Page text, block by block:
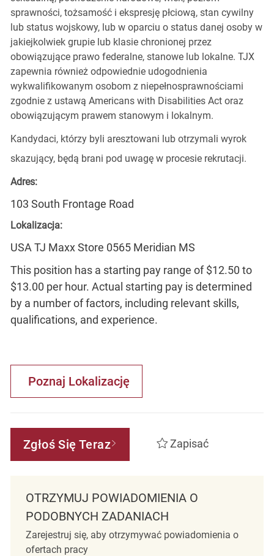
sprawności, tożsamość i ekspresję płciową, stan cywilny
lub status wojskowy, lub w oparciu o status danej osoby w
jakiejkolwiek grupie lub klasie chronionej przez
obowiązujące prawo federalne, stanowe lub lokalne. TJX
zapewnia również odpowiednie udogodnienia
wykwalifikowanym osobom z niepełnosprawnościami
zgodnie z ustawą Americans with Disabilities Act oraz
obowiązującym prawem stanowym i lokalnym.
Kandydaci, którzy byli aresztowani lub otrzymali wyrok
skazujący, będą brani pod uwagę w procesie rekrutacji.
Adres:
103 South Frontage Road
Lokalizacja:
USA TJ Maxx Store 0565 Meridian MS
This position has a starting pay range of $12.50 to
$13.00 per hour. Actual starting pay is determined
by a number of factors, including relevant skills,
qualifications, and experience.
Poznaj Lokalizację
Zgłoś Się Teraz Zapisać
OTRZYMUJ POWIADOMIENIA O
PODOBNYCH ZADANIACH
Zarejestruj się, aby otrzymywać powiadomienia o
ofertach pracy